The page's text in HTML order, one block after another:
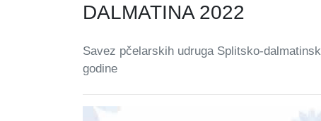
DALMATINA 2022
Savez pčelarskih udruga Splitsko-
godine